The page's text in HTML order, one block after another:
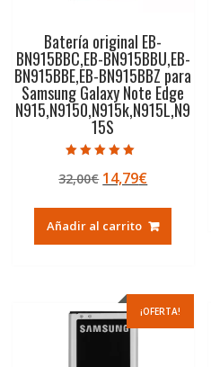
Batería original EB-
BN915BBC,EB-BN915BBU,EB-
BN915BBE,EB-BN915BBZ para
Samsung Galaxy Note Edge
N915,N9150,N915k,N915L,N9
15S
5.00
de 5
32,00€ El
original
era:
14,79€El
actual
es:
Añadir al carrito
¡OFERTA!